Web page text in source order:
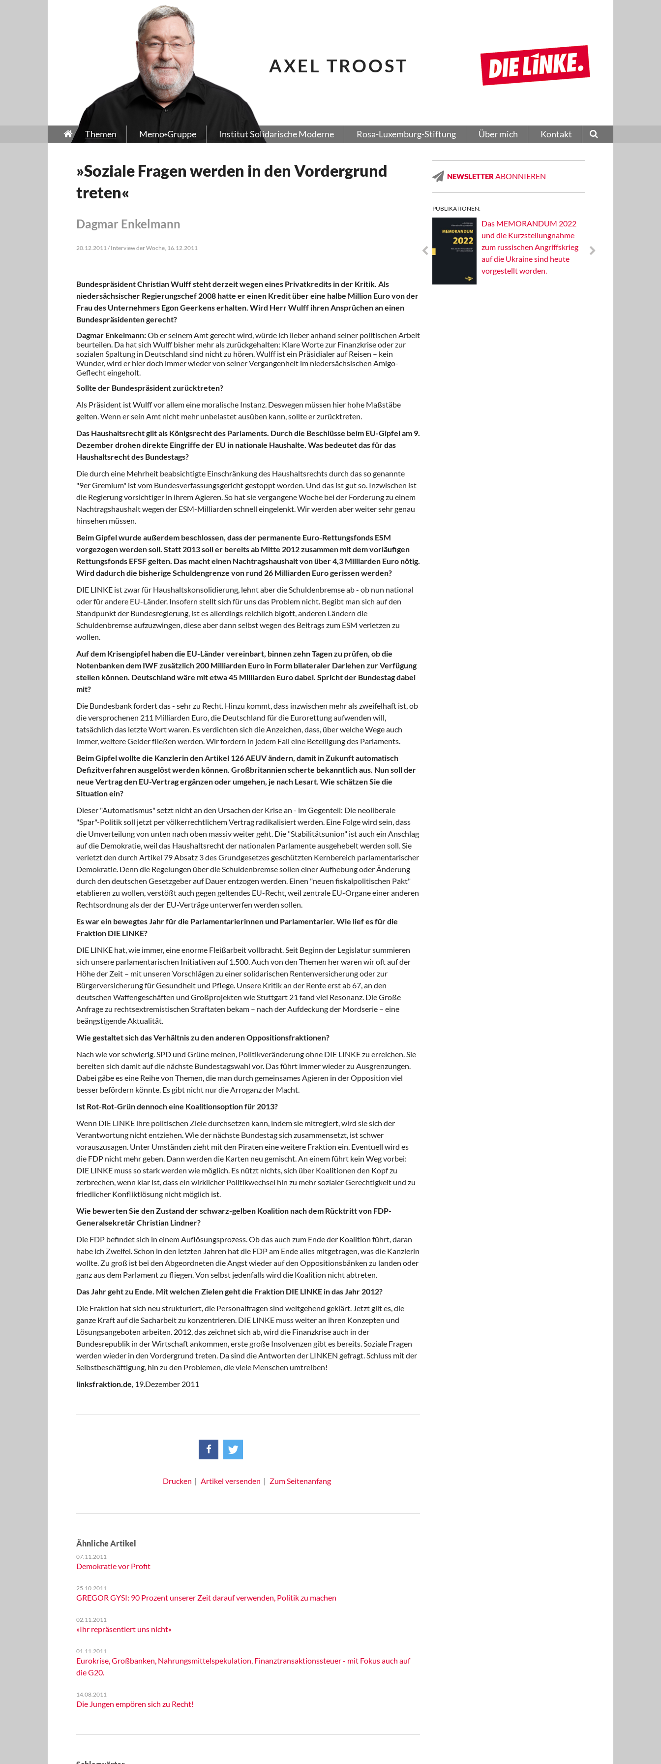
AXEL TROOST
Themen Memo-Gruppe Institut Solidarische Moderne Rosa-Luxemburg-Stiftung Über mich Kontakt
»Soziale Fragen werden in den Vordergrund
treten«
Dagmar Enkelmann
20.12.2011 / Interview der Woche, 16.12.2011
Bundespräsident Christian Wulff steht derzeit wegen eines Privatkredits in der Kritik. Als
niedersächsischer Regierungschef 2008 hatte er einen Kredit über eine halbe Million Euro von der
Frau des Unternehmers Egon Geerkens erhalten. Wird Herr Wulff ihren Ansprüchen an einen
Bundespräsidenten gerecht?
Dagmar Enkelmann:Ob er seinem Amt gerecht wird, würde ich lieber anhand seiner politischen Arbeit
beurteilen. Da hat sich Wulff bisher mehr als zurückgehalten: Klare Worte zur Finanzkrise oder zur
sozialen Spaltung in Deutschland sind nicht zu hören. Wulff ist ein Präsidialer auf Reisen – kein
Wunder, wird er hier doch immer wieder von seiner Vergangenheit im niedersächsischen Amigo-
Geflecht eingeholt.
Sollte der Bundespräsident zurücktreten?
Als Präsident ist Wulff vor allem eine moralische Instanz. Deswegen müssen hier hohe Maßstäbe
gelten. Wenn er sein Amt nicht mehr unbelastet ausüben kann, sollte er zurücktreten.
Das Haushaltsrecht gilt als Königsrecht des Parlaments. Durch die Beschlüsse beim EU-Gipfel am 9.
Dezember drohen direkte Eingriffe der EU in nationale Haushalte. Was bedeutet das für das
Haushaltsrecht des Bundestags?
Die durch eine Mehrheit beabsichtigte Einschränkung des Haushaltsrechts durch das so genannte
"9er Gremium" ist vom Bundesverfassungsgericht gestoppt worden. Und das ist gut so. Inzwischen ist
die Regierung vorsichtiger in ihrem Agieren. So hat sie vergangene Woche bei der Forderung zu einem
Nachtragshaushalt wegen der ESM-Milliarden schnell eingelenkt. Wir werden aber weiter sehr genau
hinsehen müssen.
Beim Gipfel wurde außerdem beschlossen, dass der permanente Euro-Rettungsfonds ESM
vorgezogen werden soll. Statt 2013 soll er bereits ab Mitte 2012 zusammen mit dem vorläufigen
Rettungsfonds EFSF gelten. Das macht einen Nachtragshaushalt von über 4,3 Milliarden Euro nötig.
Wird dadurch die bisherige Schuldengrenze von rund 26 Milliarden Euro gerissen werden?
DIE LINKE ist zwar für Haushaltskonsolidierung, lehnt aber die Schuldenbremse ab - ob nun national
oder für andere EU-Länder. Insofern stellt sich für uns das Problem nicht. Begibt man sich auf den
Standpunkt der Bundesregierung, ist es allerdings reichlich bigott, anderen Ländern die
Schuldenbremse aufzuzwingen, diese aber dann selbst wegen des Beitrags zum ESM verletzen zu
wollen.
Auf dem Krisengipfel haben die EU-Länder vereinbart, binnen zehn Tagen zu prüfen, ob die
Notenbanken dem IWF zusätzlich 200 Milliarden Euro in Form bilateraler Darlehen zur Verfügung
stellen können. Deutschland wäre mit etwa 45 Milliarden Euro dabei. Spricht der Bundestag dabei
mit?
Die Bundesbank fordert das - sehr zu Recht. Hinzu kommt, dass inzwischen mehr als zweifelhaft ist, ob
die versprochenen 211 Milliarden Euro, die Deutschland für die Eurorettung aufwenden will,
tatsächlich das letzte Wort waren. Es verdichten sich die Anzeichen, dass, über welche Wege auch
immer, weitere Gelder fließen werden. Wir fordern in jedem Fall eine Beteiligung des Parlaments.
Beim Gipfel wollte die Kanzlerin den Artikel 126 AEUV ändern, damit in Zukunft automatisch
Defizitverfahren ausgelöst werden können. Großbritannien scherte bekanntlich aus. Nun soll der
neue Vertrag den EU-Vertrag ergänzen oder umgehen, je nach Lesart. Wie schätzen Sie die
Situation ein?
Dieser "Automatismus" setzt nicht an den Ursachen der Krise an - im Gegenteil: Die neoliberale
"Spar"-Politik soll jetzt per völkerrechtlichem Vertrag radikalisiert werden. Eine Folge wird sein, dass
die Umverteilung von unten nach oben massiv weiter geht. Die "Stabilitätsunion" ist auch ein Anschlag
auf die Demokratie, weil das Haushaltsrecht der nationalen Parlamente ausgehebelt werden soll. Sie
verletzt den durch Artikel 79 Absatz 3 des Grundgesetzes geschützten Kernbereich parlamentarischer
Demokratie. Denn die Regelungen über die Schuldenbremse sollen einer Aufhebung oder Änderung
durch den deutschen Gesetzgeber auf Dauer entzogen werden. Einen "neuen fiskalpolitischen Pakt"
etablieren zu wollen, verstößt auch gegen geltendes EU-Recht, weil zentrale EU-Organe einer anderen
Rechtsordnung als der der EU-Verträge unterwerfen werden sollen.
Es war ein bewegtes Jahr für die Parlamentarierinnen und Parlamentarier. Wie lief es für die
Fraktion DIE LINKE?
DIE LINKE hat, wie immer, eine enorme Fleißarbeit vollbracht. Seit Beginn der Legislatur summieren
sich unsere parlamentarischen Initiativen auf 1.500. Auch von den Themen her waren wir oft auf der
Höhe der Zeit – mit unseren Vorschlägen zu einer solidarischen Rentenversicherung oder zur
Bürgerversicherung für Gesundheit und Pflege. Unsere Kritik an der Rente erst ab 67, an den
deutschen Waffengeschäften und Großprojekten wie Stuttgart 21 fand viel Resonanz. Die Große
Anfrage zu rechtsextremistischen Straftaten bekam – nach der Aufdeckung der Mordserie – eine
beängstigende Aktualität.
Wie gestaltet sich das Verhältnis zu den anderen Oppositionsfraktionen?
Nach wie vor schwierig. SPD und Grüne meinen, Politikveränderung ohne DIE LINKE zu erreichen. Sie
bereiten sich damit auf die nächste Bundestagswahl vor. Das führt immer wieder zu Ausgrenzungen.
Dabei gäbe es eine Reihe von Themen, die man durch gemeinsames Agieren in der Opposition viel
besser befördern könnte. Es gibt nicht nur die Arroganz der Macht.
Ist Rot-Rot-Grün dennoch eine Koalitionsoption für 2013?
Wenn DIE LINKE ihre politischen Ziele durchsetzen kann, indem sie mitregiert, wird sie sich der
Verantwortung nicht entziehen. Wie der nächste Bundestag sich zusammensetzt, ist schwer
vorauszusagen. Unter Umständen zieht mit den Piraten eine weitere Fraktion ein. Eventuell wird es
die FDP nicht mehr geben. Dann werden die Karten neu gemischt. An einem führt kein Weg vorbei:
DIE LINKE muss so stark werden wie möglich. Es nützt nichts, sich über Koalitionen den Kopf zu
zerbrechen, wenn klar ist, dass ein wirklicher Politikwechsel hin zu mehr sozialer Gerechtigkeit und zu
friedlicher Konfliktlösung nicht möglich ist.
Wie bewerten Sie den Zustand der schwarz-gelben Koalition nach dem Rücktritt von FDP-
Generalsekretär Christian Lindner?
Die FDP befindet sich in einem Auflösungsprozess. Ob das auch zum Ende der Koalition führt, daran
habe ich Zweifel. Schon in den letzten Jahren hat die FDP am Ende alles mitgetragen, was die Kanzlerin
wollte. Zu groß ist bei den Abgeordneten die Angst wieder auf den Oppositionsbänken zu landen oder
ganz aus dem Parlament zu fliegen. Von selbst jedenfalls wird die Koalition nicht abtreten.
Das Jahr geht zu Ende. Mit welchen Zielen geht die Fraktion DIE LINKE in das Jahr 2012?
Die Fraktion hat sich neu strukturiert, die Personalfragen sind weitgehend geklärt. Jetzt gilt es, die
ganze Kraft auf die Sacharbeit zu konzentrieren. DIE LINKE muss weiter an ihren Konzepten und
Lösungsangeboten arbeiten. 2012, das zeichnet sich ab, wird die Finanzkrise auch in der
Bundesrepublik in der Wirtschaft ankommen, erste große Insolvenzen gibt es bereits. Soziale Fragen
werden wieder in den Vordergrund treten. Da sind die Antworten der LINKEN gefragt. Schluss mit der
Selbstbeschäftigung, hin zu den Problemen, die viele Menschen umtreiben!
linksfraktion.de, 19.Dezember 2011
Drucken Artikel versenden Zum Seitenanfang
Ähnliche Artikel
07.11.2011
Demokratie vor Profit
25.10.2011
GREGOR GYSI: 90 Prozent unserer Zeit darauf verwenden, Politik zu machen
02.11.2011
»Ihr repräsentiert uns nicht«
01.11.2011
Eurokrise, Großbanken, Nahrungsmittelspekulation, Finanztransaktionssteuer - mit Fokus auch auf
die G20.
14.08.2011
Die Jungen empören sich zu Recht!
NEWSLETTER ABONNIEREN
PUBLIKATIONEN:
Das MEMORANDUM 2022
und die Kurzstellungnahme
zum russischen Angriffskrieg
auf die Ukraine sind heute
vorgestellt worden.